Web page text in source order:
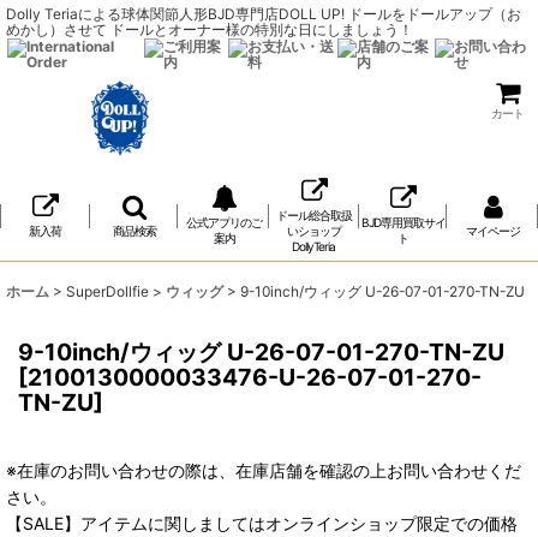
Dolly Teriaによる球体関節人形BJD専門店DOLL UP! ドールをドールアップ（お
めかし）させて ドールとオーナー様の特別な日にしましょう！
カート
新入荷 商品検索
公式アプリのご
案内
ドール総合取扱
いショップ
DollyTeria
BJD専用買取サイ
ト
マイページ
ホーム > SuperDollfie > ウィッグ > 9-10inch/ウィッグ U-26-07-01-270-TN-ZU
9-10inch/ウィッグ U-26-07-01-270-TN-ZU
[2100130000033476-U-26-07-01-270-
TN-ZU]
※在庫のお問い合わせの際は、在庫店舗を確認の上お問い合わせくだ
さい。
【SALE】アイテムに関しましてはオンラインショップ限定での価格